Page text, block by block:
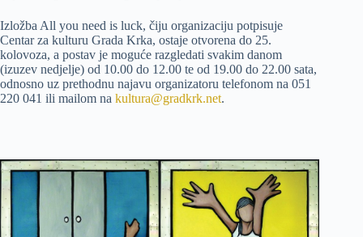
Izložba All you need is luck, čiju organizaciju potpisuje
Centar za kulturu Grada Krka, ostaje otvorena do 25.
kolovoza, a postav je moguće razgledati svakim danom
(izuzev nedjelje) od 10.00 do 12.00 te od 19.00 do 22.00 sata,
odnosno uz prethodnu najavu organizatoru telefonom na 051
220 041 ili mailom na kultura@gradkrk.net.